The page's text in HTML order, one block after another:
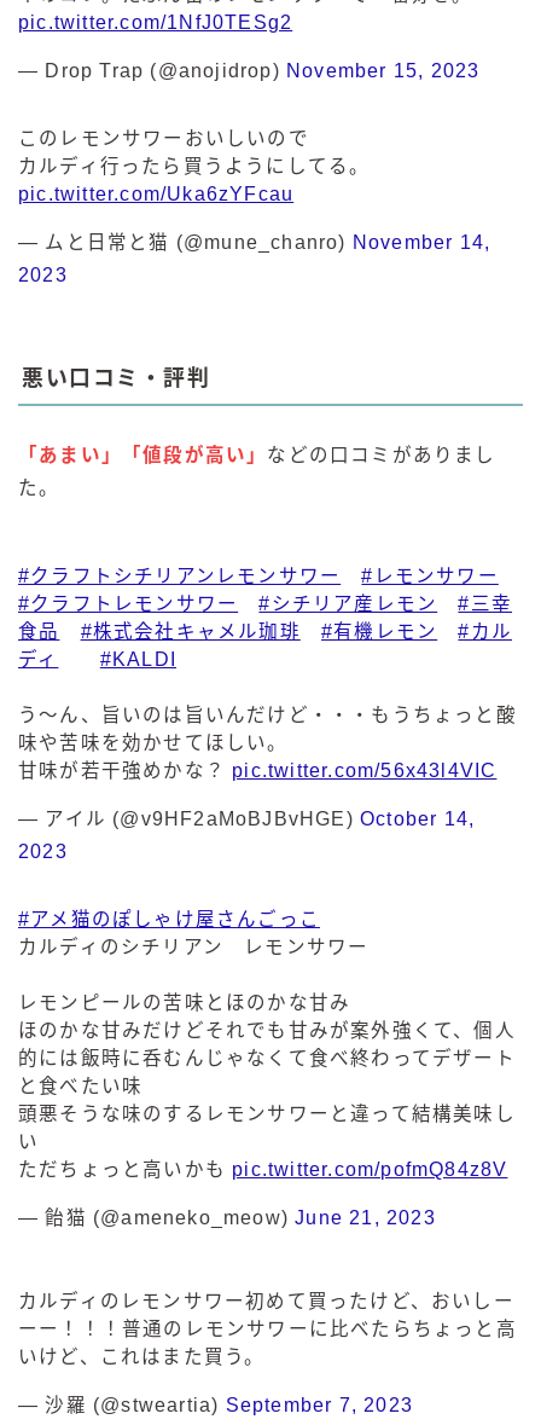
pic.twitter.com/1NfJ0TESg2
— Drop Trap (@anojidrop) November 15, 2023
このレモンサワーおいしいので
カルディ行ったら買うようにしてる。
pic.twitter.com/Uka6zYFcau
— ムと日常と猫 (@mune_chanro) November 14,
2023
悪い口コミ・評判
「あまい」「値段が高い」 などの口コミがありまし
た。
#クラフトシチリアンレモンサワー
#レモンサワー
#クラフトレモンサワー
#シチリア産レモン
#三幸
食品
#株式会社キャメル珈琲 #有機レモン
#カル
ディ
#KALDI
う〜ん、旨いのは旨いんだけど・・・もうちょっと酸
味や苦味を効かせてほしい。
甘味が若干強めかな？ pic.twitter.com/56x43l4VIC
— アイル (@v9HF2aMoBJBvHGE) October 14,
2023
#アメ猫のぽしゃけ屋さんごっこ
カルディのシチリアン レモンサワー
レモンピールの苦味とほのかな甘み
ほのかな甘みだけどそれでも甘みが案外強くて、個人
的には飯時に呑むんじゃなくて食べ終わってデザート
と食べたい味
頭悪そうな味のするレモンサワーと違って結構美味し
い
ただちょっと高いかも pic.twitter.com/pofmQ84z8V
— 飴猫 (@ameneko_meow)June 21, 2023
カルディのレモンサワー初めて買ったけど、おいしー
ーー！！！普通のレモンサワーに比べたらちょっと高
いけど、これはまた買う。
— 沙羅 (@stweartia) September 7, 2023